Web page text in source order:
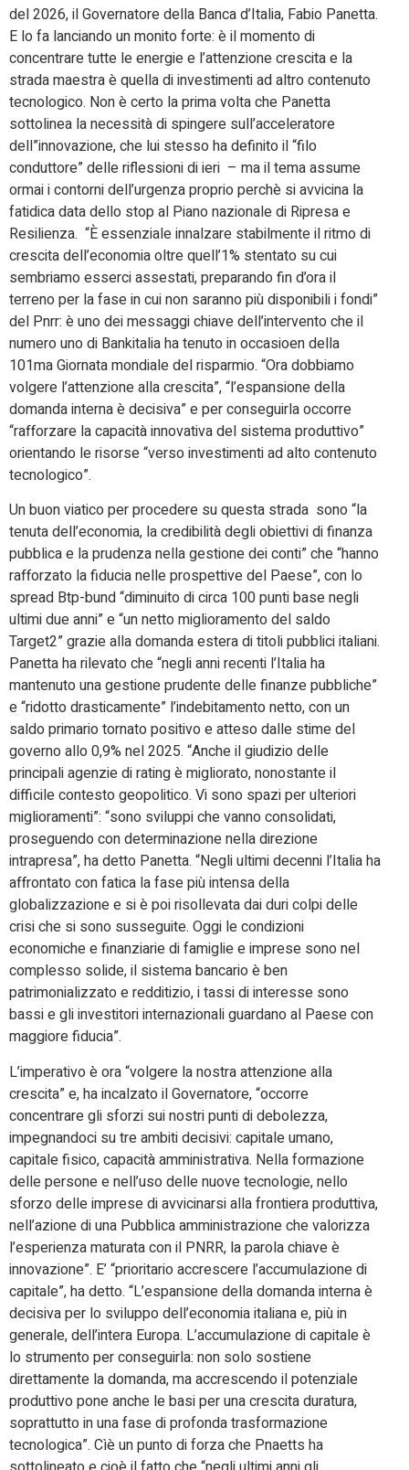
del 2026, il Governatore della Banca d’Italia, Fabio Panetta.
E lo fa lanciando un monito forte: è il momento di
concentrare tutte le energie e l’attenzione crescita e la
strada maestra è quella di investimenti ad altro contenuto
tecnologico. Non è certo la prima volta che Panetta
sottolinea la necessità di spingere sull’acceleratore
dell”innovazione, che lui stesso ha definito il “filo
conduttore” delle riflessioni di ieri – ma il tema assume
ormai i contorni dell’urgenza proprio perchè si avvicina la
fatidica data dello stop al Piano nazionale di Ripresa e
Resilienza. “È essenziale innalzare stabilmente il ritmo di
crescita dell’economia oltre quell’1% stentato su cui
sembriamo esserci assestati, preparando fin d’ora il
terreno per la fase in cui non saranno più disponibili i fondi”
del Pnrr: è uno dei messaggi chiave dell’intervento che il
numero uno di Bankitalia ha tenuto in occasioen della
101ma Giornata mondiale del risparmio. “Ora dobbiamo
volgere l’attenzione alla crescita”, “l’espansione della
domanda interna è decisiva” e per conseguirla occorre
“rafforzare la capacità innovativa del sistema produttivo”
orientando le risorse “verso investimenti ad alto contenuto
tecnologico”.
Un buon viatico per procedere su questa strada sono “la
tenuta dell’economia, la credibilità degli obiettivi di finanza
pubblica e la prudenza nella gestione dei conti” che “hanno
rafforzato la fiducia nelle prospettive del Paese”, con lo
spread Btp-bund “diminuito di circa 100 punti base negli
ultimi due anni” e “un netto miglioramento del saldo
Target2” grazie alla domanda estera di titoli pubblici italiani.
Panetta ha rilevato che “negli anni recenti l’Italia ha
mantenuto una gestione prudente delle finanze pubbliche”
e “ridotto drasticamente” l’indebitamento netto, con un
saldo primario tornato positivo e atteso dalle stime del
governo allo 0,9% nel 2025. “Anche il giudizio delle
principali agenzie di rating è migliorato, nonostante il
difficile contesto geopolitico. Vi sono spazi per ulteriori
miglioramenti”: “sono sviluppi che vanno consolidati,
proseguendo con determinazione nella direzione
intrapresa”, ha detto Panetta. “Negli ultimi decenni l’Italia ha
affrontato con fatica la fase più intensa della
globalizzazione e si è poi risollevata dai duri colpi delle
crisi che si sono susseguite. Oggi le condizioni
economiche e finanziarie di famiglie e imprese sono nel
complesso solide, il sistema bancario è ben
patrimonializzato e redditizio, i tassi di interesse sono
bassi e gli investitori internazionali guardano al Paese con
maggiore fiducia”.
L’imperativo è ora “volgere la nostra attenzione alla
crescita” e, ha incalzato il Governatore, “occorre
concentrare gli sforzi sui nostri punti di debolezza,
impegnandoci su tre ambiti decisivi: capitale umano,
capitale fisico, capacità amministrativa. Nella formazione
delle persone e nell’uso delle nuove tecnologie, nello
sforzo delle imprese di avvicinarsi alla frontiera produttiva,
nell’azione di una Pubblica amministrazione che valorizza
l’esperienza maturata con il PNRR, la parola chiave è
innovazione”. E’ “prioritario accrescere l’accumulazione di
capitale”, ha detto. “L’espansione della domanda interna è
decisiva per lo sviluppo dell’economia italiana e, più in
generale, dell’intera Europa. L’accumulazione di capitale è
lo strumento per conseguirla: non solo sostiene
direttamente la domanda, ma accrescendo il potenziale
produttivo pone anche le basi per una crescita duratura,
soprattutto in una fase di profonda trasformazione
tecnologica”. Cìè un punto di forza che Pnaetts ha